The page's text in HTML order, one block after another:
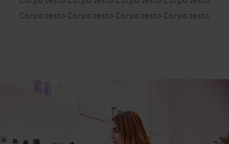
Corpo testo Corpo testo Corpo testo Corpo testo